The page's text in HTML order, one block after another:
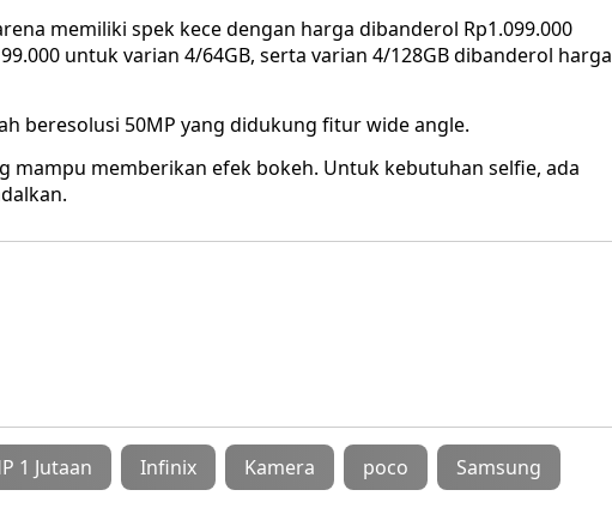
memiliki spek kece dengan harga dibanderol Rp1.099.000
untuk varian 4/64GB, serta varian 4/128GB dibanderol harga
beresolusi 50MP yang didukung fitur wide angle.
mampu memberikan efek bokeh. Untuk kebutuhan selfie, ada
1 Jutaan Infinix Kamera poco Samsung